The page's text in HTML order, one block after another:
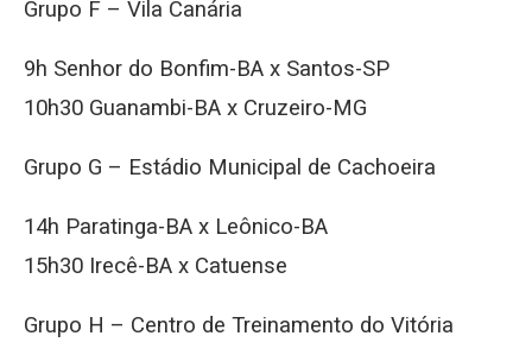
Grupo F – Vila Canária
9h Senhor do Bonfim-BA x Santos-SP
10h30 Guanambi-BA x Cruzeiro-MG
Grupo G – Estádio Municipal de Cachoeira
14h Paratinga-BA x Leônico-BA
15h30 Irecê-BA x Catuense
Grupo H – Centro de Treinamento do Vitória